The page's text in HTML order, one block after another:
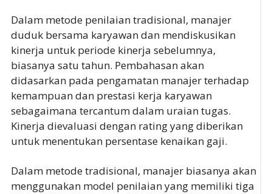
Dalam metode penilaian tradisional, manajer
duduk bersama karyawan dan mendiskusikan
kinerja untuk periode kinerja sebelumnya,
biasanya satu tahun. Pembahasan akan
didasarkan pada pengamatan manajer terhadap
kemampuan dan prestasi kerja karyawan
sebagaimana tercantum dalam uraian tugas.
Kinerja dievaluasi dengan rating yang diberikan
untuk menentukan persentase kenaikan gaji.
Dalam metode tradisional, manajer biasanya akan
menggunakan model penilaian yang memiliki tiga